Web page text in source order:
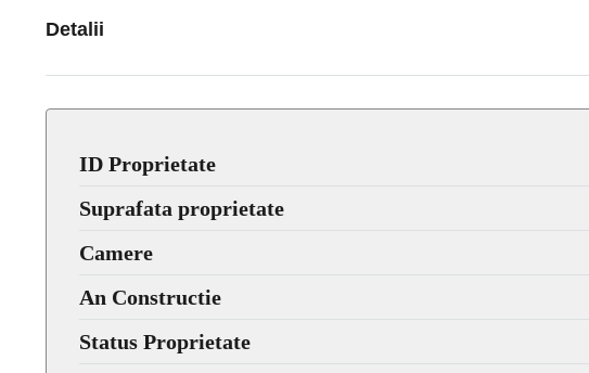
Detalii
ID Proprietate
Suprafata proprietate
Camere
An Constructie
Status Proprietate